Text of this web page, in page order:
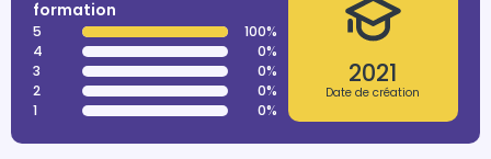
formation
5
100%
4
0%
3
0%
2
0%
1
0%
2021
Date de création